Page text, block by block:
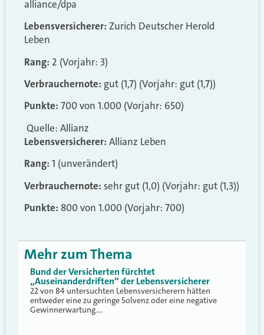
alliance/dpa
Lebensversicherer: Zurich Deutscher Herold
Leben
Rang: 2 (Vorjahr: 3)
Verbrauchernote: gut (1,7) (Vorjahr: gut (1,7))
Punkte: 700 von 1.000 (Vorjahr: 650)
Quelle: Allianz
Lebensversicherer: Allianz Leben
Rang: 1 (unverändert)
Verbrauchernote: sehr gut (1,0) (Vorjahr: gut (1,3))
Punkte: 800 von 1.000 (Vorjahr: 700)
Mehr zum Thema
Bund der Versicherten fürchtet
„Auseinanderdriften“ der Lebensversicherer
22 von 84 untersuchten Lebensversicherern hätten
entweder eine zu geringe Solvenz oder eine negative
Gewinnerwartung.…